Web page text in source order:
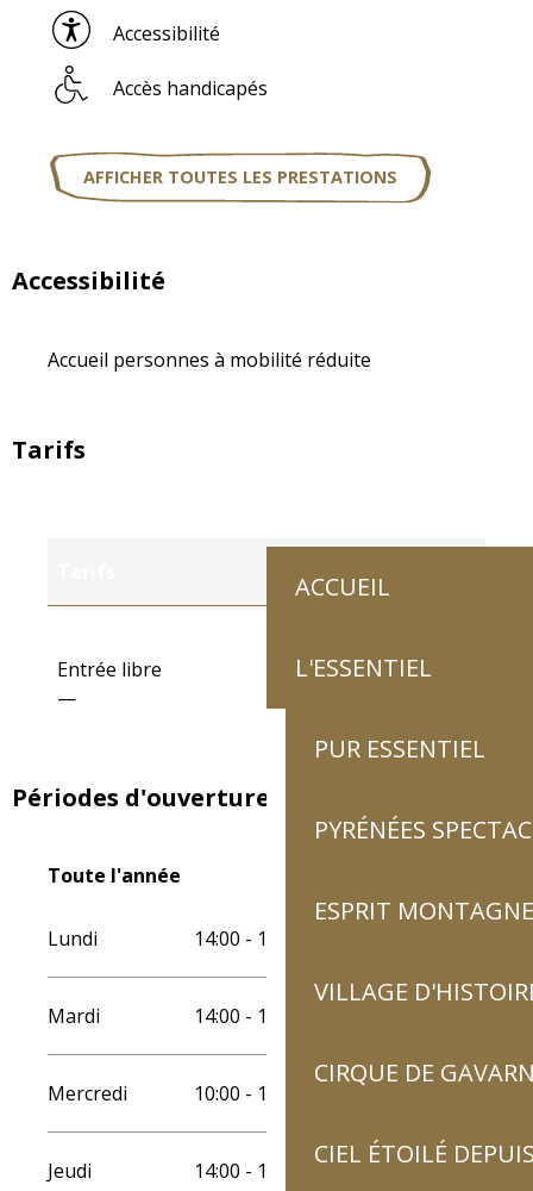
ACCUEIL
L'ESSENTIEL
PUR ESSENTIEL
PYRÉNÉES
ESPRIT MONTAGNE
VILLAGE
CIRQUE DE
CIEL ÉTOILÉ
Accessibilité
Accès handicapés
AFFICHER TOUTES LES PRESTATIONS
Accessibilité
Accueil personnes à mobilité réduite
Tarifs
Entrée libre
—
Périodes d'ouverture
Toute l'année
Toute l'année
Lundi 14:00 - 19:00
Mardi 14:00 - 19:00
Mercredi 10:00 - 12:00 14:00 - 19:00
Jeudi 14:00 - 19:00